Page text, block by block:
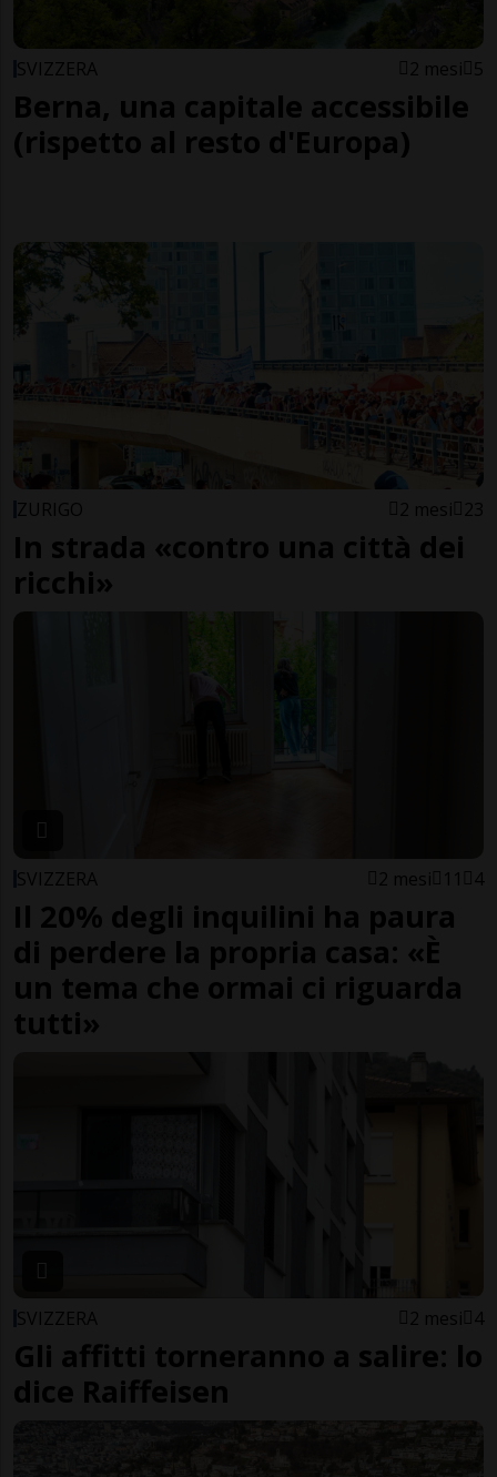
SVIZZERA 2 mesi 5
Berna, una capitale accessibile
(rispetto al resto d'Europa)
ZURIGO 2 mesi 23
In strada «contro una città dei
ricchi»
SVIZZERA 2 mesi 11 4
Il 20% degli inquilini ha paura
di perdere la propria casa: «È
un tema che ormai ci riguarda
tutti»
SVIZZERA 2 mesi 4
Gli affitti torneranno a salire: lo
dice Raiffeisen